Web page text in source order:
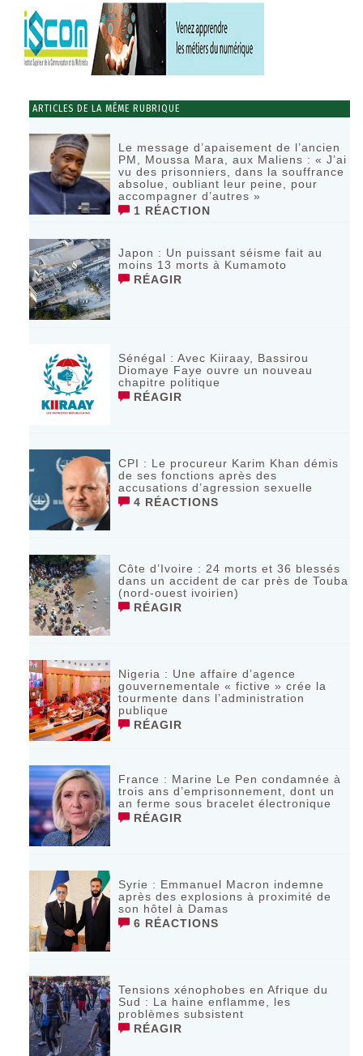
ARTICLES DE LA MÊME RUBRIQUE
Le message d’apaisement de l’ancien
PM, Moussa Mara, aux Maliens : « J’ai
vu des prisonniers, dans la souffrance
absolue, oubliant leur peine, pour
accompagner d’autres »
1 RÉACTION
‎Japon : Un puissant séisme fait au
moins 13 morts à Kumamoto ‎
RÉAGIR
Sénégal : Avec Kiiraay, Bassirou
Diomaye Faye ouvre un nouveau
chapitre politique
RÉAGIR
CPI : Le procureur Karim Khan démis
de ses fonctions après des
accusations d’agression sexuelle
4 RÉACTIONS
Côte d’Ivoire : 24 morts et 36 blessés
dans un accident de car près de Touba
(nord-ouest ivoirien)
RÉAGIR
Nigeria : Une affaire d’agence
gouvernementale « fictive » crée la
tourmente dans l’administration
publique
RÉAGIR
France : Marine Le Pen condamnée à
trois ans d’emprisonnement, dont un
an ferme sous bracelet électronique
RÉAGIR
Syrie : Emmanuel Macron indemne
après des explosions à proximité de
son hôtel à Damas
6 RÉACTIONS
Tensions xénophobes en Afrique du
Sud : La haine enflamme, les
problèmes subsistent
RÉAGIR